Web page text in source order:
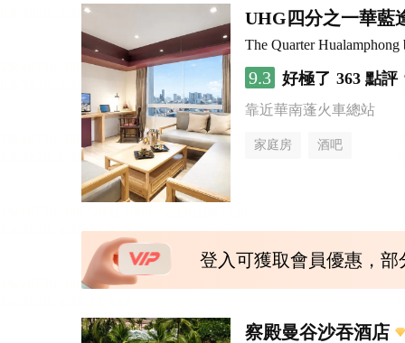
UHG四分之一華藍
The Quarter
9.3 好極了 363 點評
靠近華南蓬火車總站
家庭房 酒吧
登入可獲取會員優惠，
察殿曼谷沙吞酒店